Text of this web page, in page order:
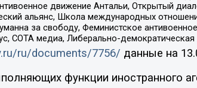
движение Антальи, Открытый
альянс, Школа международных
за свободу, Феминистское
СОТА медиа, Либерально-демократическая
ru/documents/7756/ данные на
функции иностранного